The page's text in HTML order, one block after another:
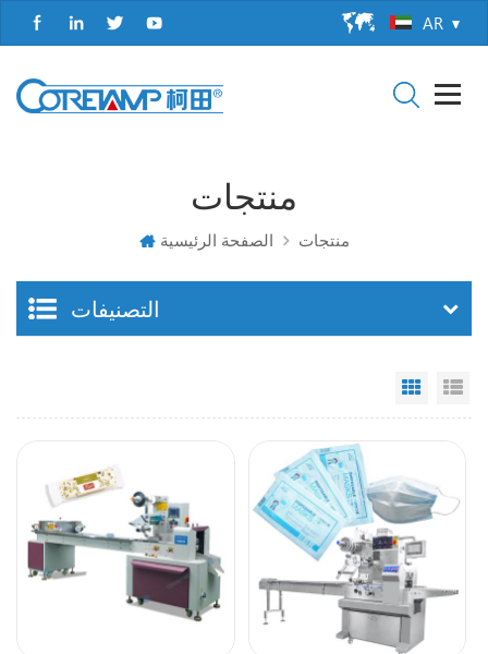
AR
منتجات
الصفحة الرئيسية منتجات
التصنيفات
Grid